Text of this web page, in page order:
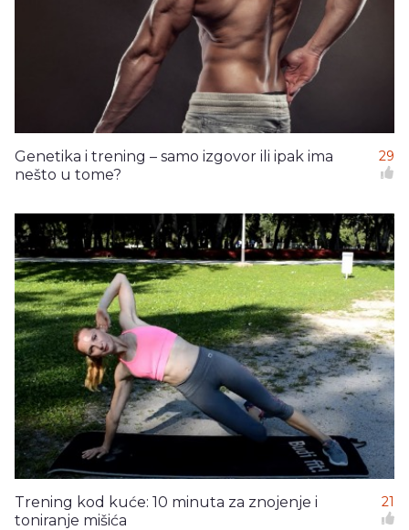
Genetika i trening – samo izgovor ili ipak ima
nešto u tome?
29
Trening kod kuće: 10 minuta za znojenje i
toniranje mišića
21